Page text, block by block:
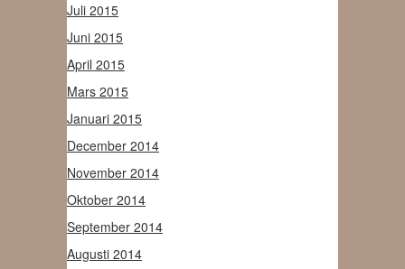
Juli 2015
Juni 2015
April 2015
Mars 2015
Januari 2015
December 2014
November 2014
Oktober 2014
September 2014
Augusti 2014